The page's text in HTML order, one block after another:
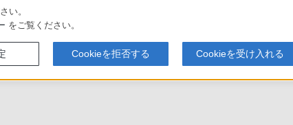
ア取次店）のご案内 My Sonyでの購入について
い。
をご覧ください。
Cookieを拒否する Cookieを受け入れる